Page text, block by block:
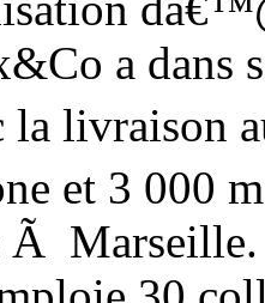
a dans
la livraison
et 3 000 m
Marseille.